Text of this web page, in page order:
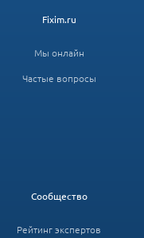
Fixim.ru
Мы онлайн
Частые вопросы
Сообщество
Рейтинг экспертов